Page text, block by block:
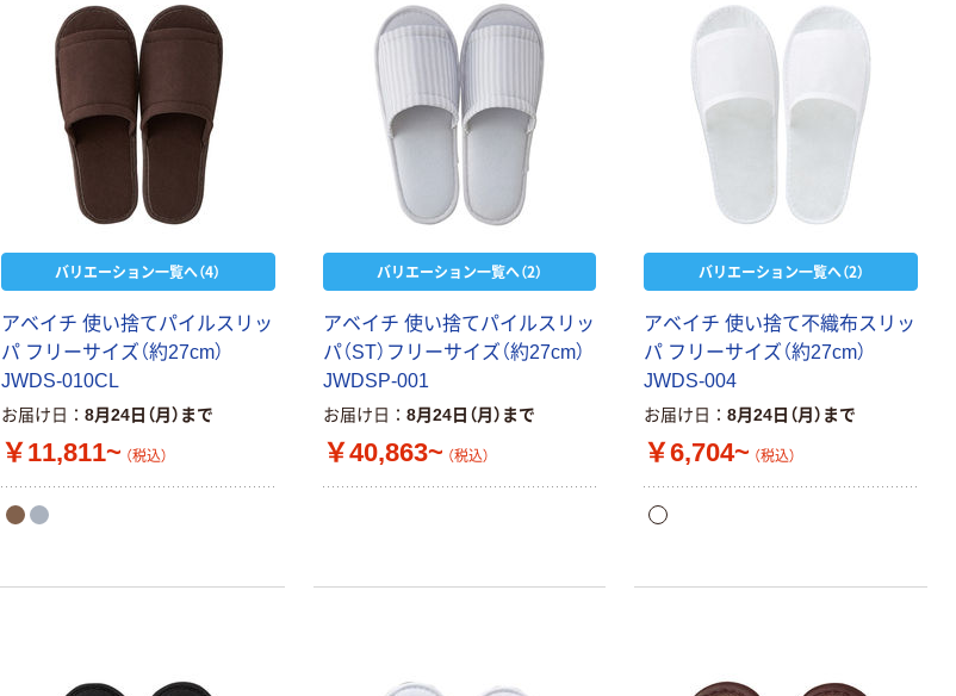
バリエーション一覧へ（4）
アベイチ 使い捨てパイルスリッ
パ フリーサイズ（約27cm）
JWDS-010CL
お届け日 8月24日（月）まで
￥11,811~ （税込）
バリエーション一覧へ（2）
アベイチ 使い捨てパイルスリッ
パ（ST）フリーサイズ（約27cm）
JWDSP-001
お届け日 8月24日（月）まで
￥40,863~ （税込）
バリエーション一覧へ（2）
アベイチ 使い捨て不織布スリッ
パ フリーサイズ（約27cm）
JWDS-004
お届け日 8月24日（月）まで
￥6,704~ （税込）